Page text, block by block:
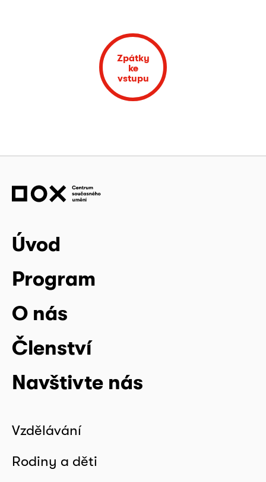
Zpátky
ke
vstupu
Úvod
Program
O nás
Členství
Navštivte nás
Vzdělávání
Rodiny a děti